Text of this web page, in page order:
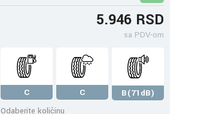
5.946 RSD
sa PDV-om
C C
B(71dB)
Odaberite količinu